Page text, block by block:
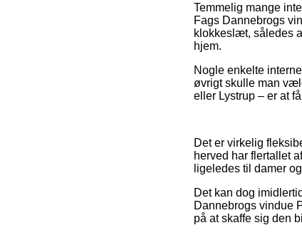
Temmelig mange
Fags Dannebrogs
klokkeslæt, således
hjem.
Nogle enkelte
øvrigt skulle man
eller Lystrup – er at
Det er virkelig
herved har flertallet
ligeledes til damer
Det kan dog
Dannebrogs vindue
på at skaffe sig den